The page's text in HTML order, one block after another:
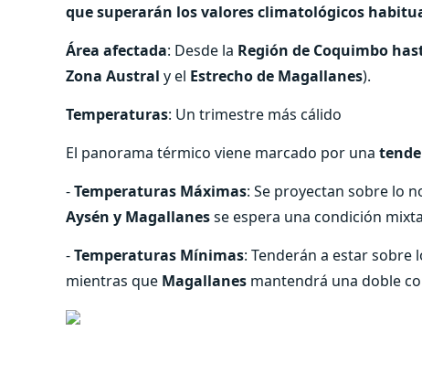
que superarán los valores climatológicos
Área afectada: Desde la Región de Coquimbo
Zona Austral y el Estrecho de Magallanes).
Temperaturas: Un trimestre más cálido
El panorama térmico viene marcado por una
-Temperaturas Máximas: Se proyectan sobre lo
Aysén y Magallanesse espera una condición
-Temperaturas Mínimas: Tenderán a estar sobre
mientras que Magallanes mantendrá una doble